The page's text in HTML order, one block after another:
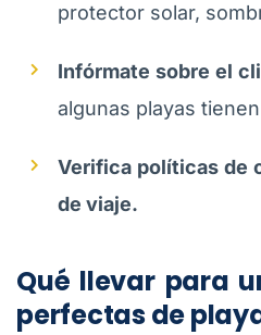
protector solar,
Infórmate sobre el
algunas playas
Verifica políticas de
de viaje.
Qué llevar para
perfectas de